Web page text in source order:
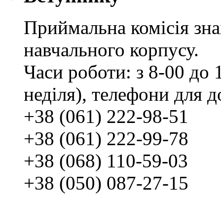
Приймальна комісія
навчального корпусу.
Часи роботи: з 8-00 до
неділя), телефони для
+38 (061) 222-98-51
+38 (061) 222-99-78
+38 (068) 110-59-03
+38 (050) 087-27-15